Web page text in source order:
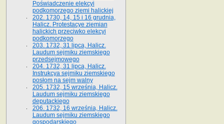
Poświadczenie elekcyi
podkomorzego ziemi halickiej
202. 1730, 14, 15 i 16 grudnia,
Halicz. Protestacye ziemian
halickich przeciwko elekcyi
podkomorzego
203. 1732, 31 lipca, Halicz.
Laudum sejmiku ziemskiego
przedsejmowego
204. 1732, 31 lipca, Halicz.
Instrukcya sejmiku ziemskiego
posłom na sejm walny
205. 1732, 15 września, Halicz.
Laudum sejmiku ziemskiego
deputackiego
206. 1732, 16 września, Halicz.
Laudum sejmiku ziemskiego
gospodarskiego